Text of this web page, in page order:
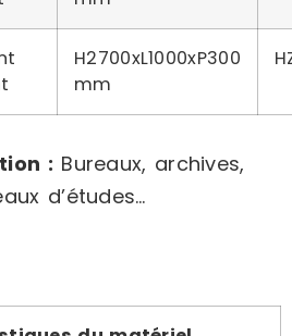
H2700xL1000xP300
mm
: Bureaux, archives,
d’études…